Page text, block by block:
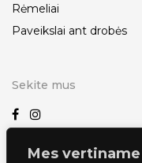
Mes
Rėmeliai
Paveikslai ant drobės
Sekite mus